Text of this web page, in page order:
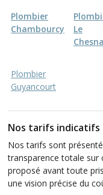
Plombier
Chambourcy
Le
Plombier
Guyancourt
Nos tarifs indicatifs
Nos tarifs sont
transparence totale sur
proposé avant toute
une vision précise du